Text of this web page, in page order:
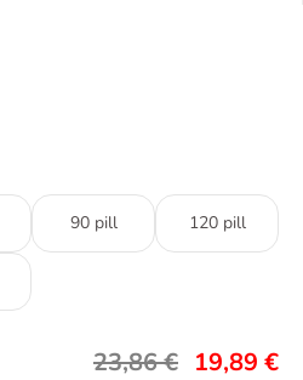
90 pill 120 pill
23,86€ 19,89 €